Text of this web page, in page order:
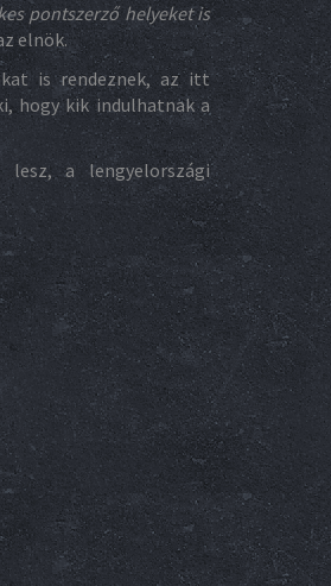
pontszerző helyeket is
elnök.
is rendeznek, az itt
hogy kik indulhatnak a
lesz, a lengyelországi